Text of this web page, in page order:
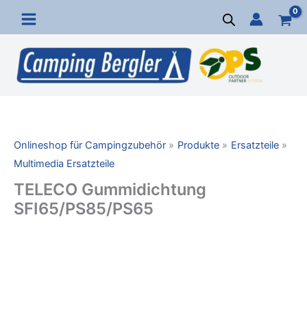
Inhalt
springen
Onlineshop für Campingzubehör Produkte
Ersatzteile
Multimedia Ersatzteile
TELECO Gummidichtung
SFI65/PS85/PS65